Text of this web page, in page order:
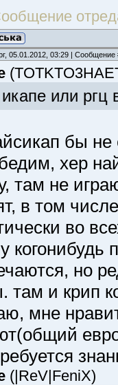
05.01.2012, 03:29 |
(
или ргц
бы не
хер
там не
в том
во
но
там и крип
мне
(|ReV|FeniX)